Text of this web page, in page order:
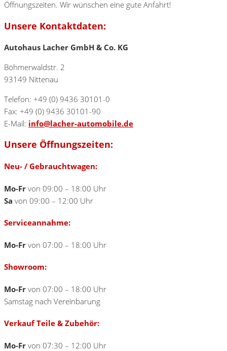
Öffnungszeiten. Wir wünschen eine gute Anfahrt!
Unsere Kontaktdaten:
Autohaus Lacher GmbH & Co. KG
Böhmerwaldstr. 2
93149 Nittenau
Telefon: +49 (0) 9436 30101-0
Fax: +49 (0) 9436 30101-90
E-Mail: info@lacher-automobile.de
Unsere Öffnungszeiten:
Neu- / Gebrauchtwagen:
Mo-Fr von 09:00 – 18:00 Uhr
Sa von 09:00 – 12:00 Uhr
Serviceannahme:
Mo-Fr von 07:00 – 18:00 Uhr
Showroom:
Mo-Fr von 07:00 – 18:00 Uhr
Samstag nach Vereinbarung
Verkauf Teile & Zubehör:
Mo-Fr von 07:30 – 12:00 Uhr